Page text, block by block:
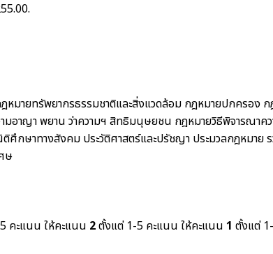
หมายทรัพยากรธรรมชาติและสิ่งแวดล้อม กฎหมายปกครอง ก
มอาญา พยาน ว่าความฯ สิทธิมนุษยชน กฎหมายวิธีพิจารณาค
ศึกษาทางสังคม ประวัติศาสตร์และปรัชญา ประมวลกฎหมาย
ษ
คะแนน ให้คะแนน 2ตั้งแต่ 1-5 คะแนน ให้คะแนน 1 ตั้งแต่